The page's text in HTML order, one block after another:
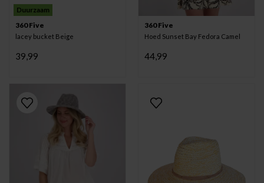
Duurzaam
360 Five
lacey bucket Beige
39,99
360 Five
Hoed Sunset Bay Fedora Camel
44,99